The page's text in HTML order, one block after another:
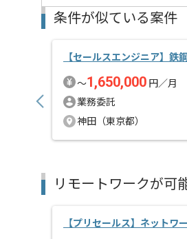
条件が似ている案件
【セールスエンジニア】鉄
〜1,650,000 円／月
業務委託
神田（東京都）
リモートワークが可
【プリセールス】ネットワ